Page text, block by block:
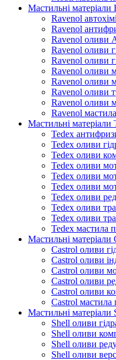
Мастильні матеріали
Ravenol
Ravenol
Ravenol оливи
Ravenol оливи
Ravenol оливи
Ravenol оливи
Ravenol оливи
Ravenol оливи
Ravenol оливи
Ravenol
Мастильні матеріали
Tedex
Tedex оливи
Tedex оливи
Tedex оливи
Tedex оливи
Tedex оливи
Tedex оливи
Tedex оливи
Tedex оливи
Tedex мастила
Мастильні матеріали
Castrol оливи
Castrol оливи
Castrol оливи
Castrol оливи
Castrol оливи
Castrol мастила
Мастильні матеріали
Shell оливи
Shell оливи
Shell оливи
Shell оливи